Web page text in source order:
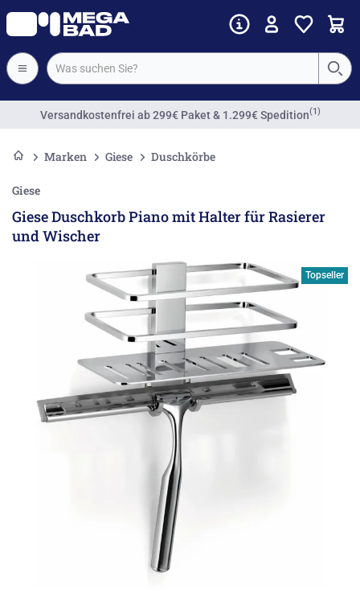
Versandkostenfrei ab 299€ Paket & 1.299€ Spedition(1)
Marken Giese Duschkörbe
Giese
Giese Duschkorb Piano mit Halter für Rasierer
und Wischer
Topseller